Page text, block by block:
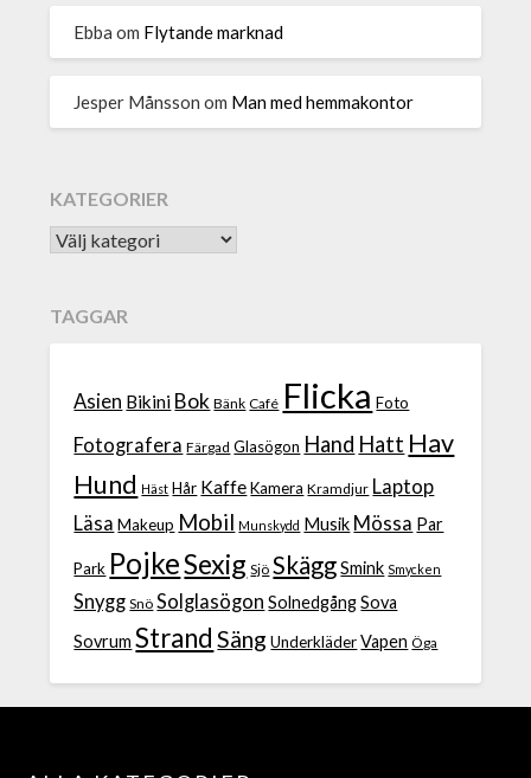
Ebba om Flytande marknad
Jesper Månsson om Man med hemmakontor
KATEGORIER
TAGGAR
Asien Bikini Bok Bänk Café Flicka Foto
Fotografera Färgad Glasögon Hand Hatt Hav
Hund Häst Hår Kaffe Kamera Kramdjur Laptop
Läsa Makeup Mobil Munskydd Musik Mössa Par
Park PojkeSexig Sjö Skägg Smink Smycken
Snygg Snö Solglasögon Solnedgång Sova
Sovrum Strand Säng Underkläder Vapen Öga